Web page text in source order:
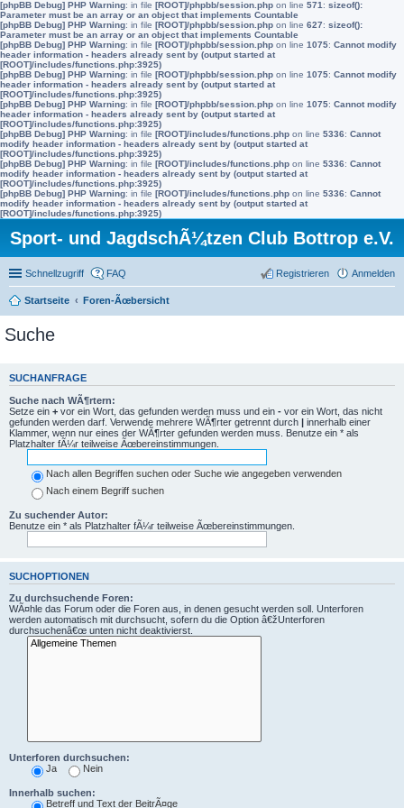
[phpBB Debug] PHP Warning: in file [ROOT]/phpbb/session.php on line 571 : sizeof():
Parameter must be an array or an object that implements Countable
[phpBB Debug] PHP Warning: in file [ROOT]/phpbb/session.php on line 627: sizeof():
Parameter must be an array or an object that implements Countable
[phpBB Debug] PHP Warning: in file [ROOT]/phpbb/session.php on line 1075: Cannot modify
header information - headers already sent by (output started at
[ROOT]/includes/functions.php:3925)
[phpBB Debug] PHP Warning: in file [ROOT]/phpbb/session.php on line 1075: Cannot modify
header information - headers already sent by (output started at
[ROOT]/includes/functions.php:3925)
[phpBB Debug] PHP Warning: in file [ROOT]/phpbb/session.php on line 1075: Cannot modify
header information - headers already sent by (output started at
[ROOT]/includes/functions.php:3925)
[phpBB Debug] PHP Warning: in file [ROOT]/includes/functions.php on line 5336: Cannot
modify header information - headers already sent by (output started at
[ROOT]/includes/functions.php:3925)
[phpBB Debug] PHP Warning: in file [ROOT]/includes/functions.php on line 5336: Cannot
modify header information - headers already sent by (output started at
[ROOT]/includes/functions.php:3925)
[phpBB Debug] PHP Warning: in file [ROOT]/includes/functions.php on line 5336: Cannot
modify header information - headers already sent by (output started at
[ROOT]/includes/functions.php:3925)
Sport- und JagdschÃ¼tzen Club Bottrop e.V.
Schnellzugriff FAQ Anmelden
Registrieren
Startseite Foren-Ãœbersicht
Suche
SUCHANFRAGE
Suche nach WÃ¶rtern:
Setze ein + vor ein Wort, das gefunden werden muss und ein - vor ein Wort, das nicht
gefunden werden darf. Verwende mehrere WÃ¶rter getrennt durch | innerhalb einer
Klammer, wenn nur eines der WÃ¶rter gefunden werden muss. Benutze ein * als
Platzhalter fÃ¼r teilweise Ãœbereinstimmungen.
Nach allen Begriffen suchen oder Suche wie angegeben verwenden
Nach einem Begriff suchen
Zu suchender Autor:
Benutze ein * als Platzhalter fÃ¼r teilweise Ãœbereinstimmungen.
SUCHOPTIONEN
Zu durchsuchende Foren:
WÃ¤hle das Forum oder die Foren aus, in denen gesucht werden soll. Unterforen
werden automatisch mit durchsucht, sofern du die Option â€žUnterforen
durchsuchenâ€œ unten nicht deaktivierst.
Unterforen durchsuchen:
Ja
Nein
Innerhalb suchen:
Betreff und Text der BeitrÃ¤ge